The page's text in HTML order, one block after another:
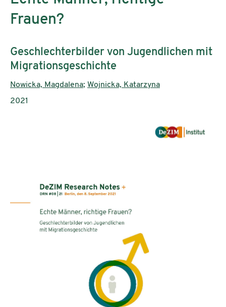
Frauen?
Subtitle:
Geschlechterbilder von Jugendlichen mit
Migrationsgeschichte
Authors:
Nowicka, Magdalena; Wojnicka, Katarzyna
Publication year:
2021